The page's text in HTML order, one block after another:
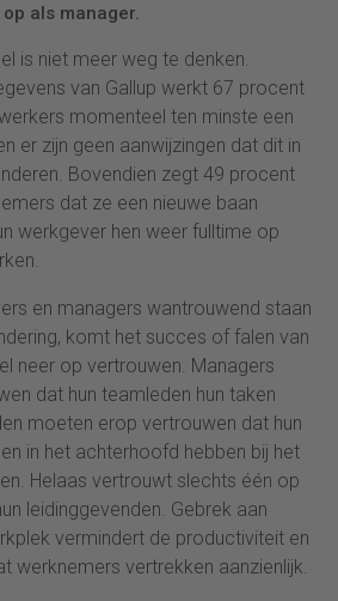
als manager.
is niet meer weg te denken.
van Gallup werkt 67 procent
momenteel ten minste een
er zijn geen aanwijzingen dat dit in
Bovendien zegt 49 procent
dat ze een nieuwe baan
werkgever hen weer fulltime op
en managers wantrouwend staan
komt het succes of falen van
neer op vertrouwen. Managers
dat hun teamleden hun taken
moeten erop vertrouwen dat hun
in het achterhoofd hebben bij het
Helaas vertrouwt slechts één op
leidinggevenden. Gebrek aan
vermindert de productiviteit en
werknemers vertrekken aanzienlijk.